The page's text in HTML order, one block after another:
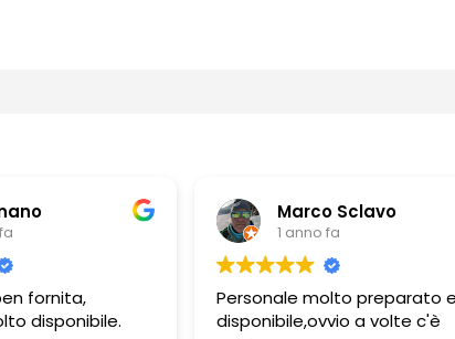
Marco Sclavo
1 anno fa
molto preparato e
a volte c'è
Guerino Borda
1 anno fa
Personale molto
e gentile